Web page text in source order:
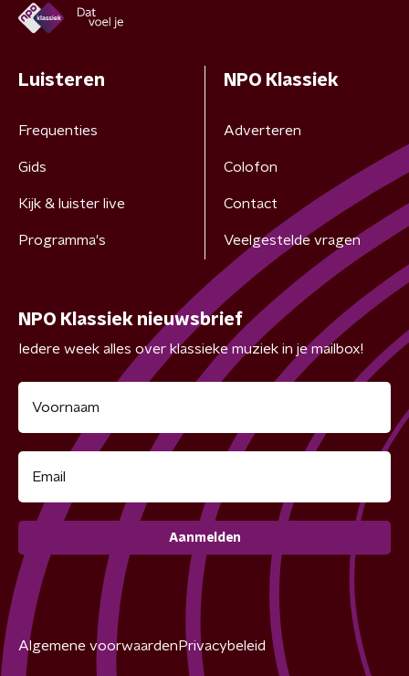
Luisteren
Frequenties
Gids
Kijk & luister live
Programma's
NPO Klassiek
Adverteren
Colofon
Contact
Veelgestelde vragen
NPO Klassiek nieuwsbrief
Iedere week alles over klassieke muziek in je mailbox!
Aanmelden
Algemene voorwaarden Privacybeleid